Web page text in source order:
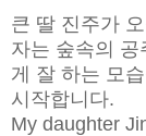
큰 딸 진주가
자는 숲속의
게 잘 하는 모
시작합니다.
My daughter